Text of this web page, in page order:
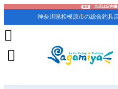
重要 当店は店内
神奈川県相模原市の総合釣具

